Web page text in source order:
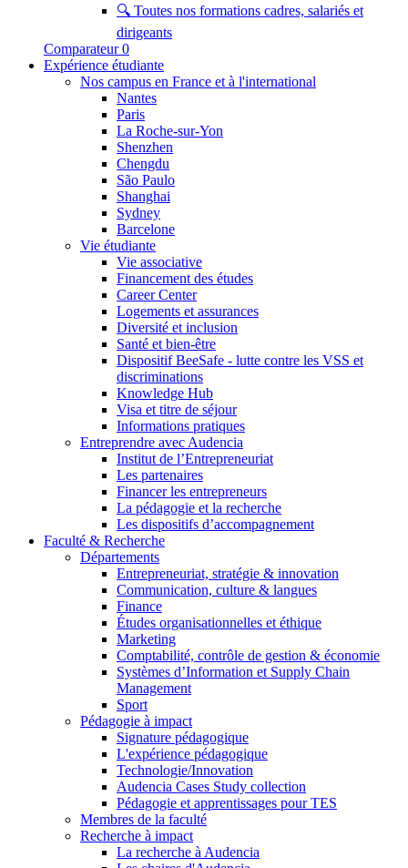
🔍 Toutes nos formations cadres, salariés et
dirigeants
Comparateur 0
Expérience étudiante
Nos campus en France et à l'international
Nantes
Paris
La Roche-sur-Yon
Shenzhen
Chengdu
São Paulo
Shanghai
Sydney
Barcelone
Vie étudiante
Vie associative
Financement des études
Career Center
Logements et assurances
Diversité et inclusion
Santé et bien-être
Dispositif BeeSafe - lutte contre les VSS et
discriminations
Knowledge Hub
Visa et titre de séjour
Informations pratiques
Entreprendre avec Audencia
Institut de l’Entrepreneuriat
Les partenaires
Financer les entrepreneurs
La pédagogie et la recherche
Les dispositifs d’accompagnement
Faculté & Recherche
Départements
Entrepreneuriat, stratégie & innovation
Communication, culture & langues
Finance
Études organisationnelles et éthique
Marketing
Comptabilité, contrôle de gestion & économie
Systèmes d’Information et Supply Chain
Management
Sport
Pédagogie à impact
Signature pédagogique
L'expérience pédagogique
Technologie/Innovation
Audencia Cases Study collection
Pédagogie et apprentissages pour TES
Membres de la faculté
Recherche à impact
La recherche à Audencia